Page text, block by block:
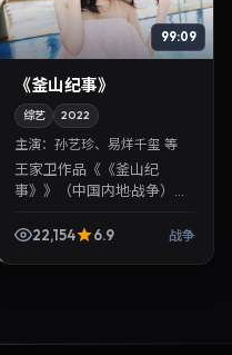
99:09
《釜山纪事》
综艺 2022
主演：孙艺珍、易烊千玺 等
王家卫作品《《釜山纪
事》》（中国内地·战争）由
2022年5月27日正式上映。
22,154 6.9 战争